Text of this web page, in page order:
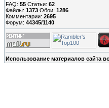
FAQ: 55 Статьи: 62
Файлы: 1373 Обои: 1286
Комментарии: 2695
Форум: 44345/1140
Использование материалов сайта